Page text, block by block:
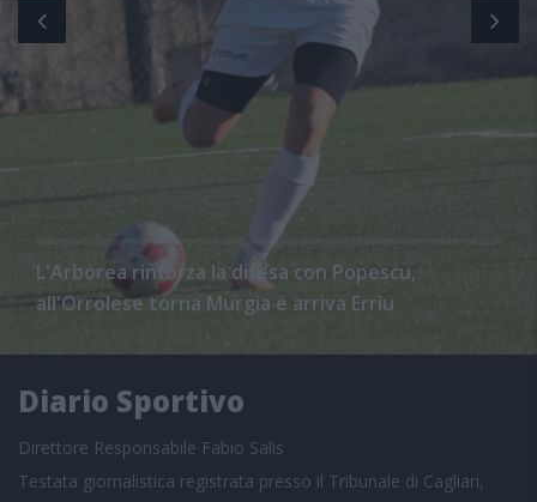
L'Arborea rinforza la difesa con Popescu,
all'Orrolese torna Murgia e arriva Erriu
Diario Sportivo
Direttore Responsabile Fabio Salis
Testata giornalistica registrata presso il Tribunale di Cagliari,